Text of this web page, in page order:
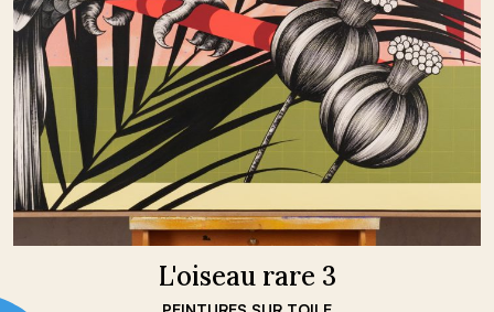
L'oiseau rare 3